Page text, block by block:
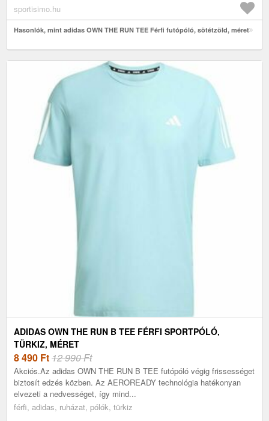
sportisimo.hu
Hasonlók, mint adidas OWN THE RUN TEE Férfi futópóló, sötétzöld, méret
ADIDAS OWN THE RUN B TEE FÉRFI SPORTPÓLÓ,
TÜRKIZ, MÉRET
8 490 Ft12 990 Ft
Akciós.Az adidas OWN THE RUN B TEE futópóló végig frissességet
biztosít edzés közben. Az AEROREADY technológia hatékonyan
elvezeti a nedvességet, így mind...
férfi, adidas, ruházat, pólók, türkiz